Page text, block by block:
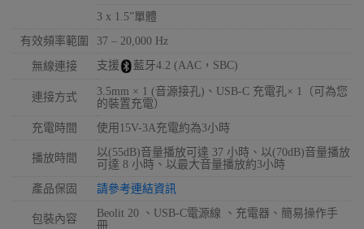
3 x 1.5”單體
有效頻率範圍
37 – 20,000 Hz
無線連接 支援 藍牙4.2 (AAC，SBC)
連接方式
3.5mm × 1 (音源接孔)、USB-C 充電孔× 1（可為您
的裝置充電）
充電時間
使用15V-3A充電約為3小時
播放時間
以(55dB)音量播放可達 37 小時、以(70dB)音量播放
可達 8 小時、以最大音量播放約3小時
產品保固
請參考連結資訊
包裝內容
Beolit 20 、USB-C電源線 、充電器、簡易操作手
冊